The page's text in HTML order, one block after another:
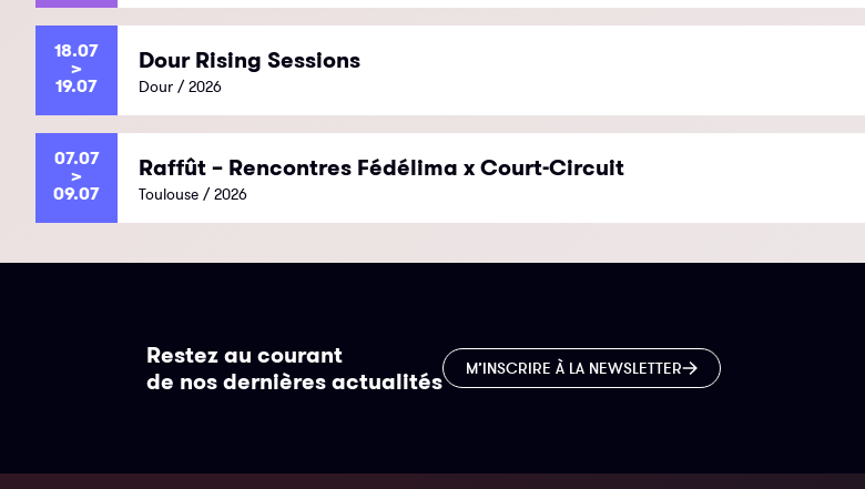
18.07
>
19.07
Dour Rising Sessions
Dour / 2026
07.07
>
09.07
Raffût – Rencontres Fédélima x Court-Circuit
Toulouse / 2026
Restez au courant
de nos dernières actualités
M’INSCRIRE À LA NEWSLETTER